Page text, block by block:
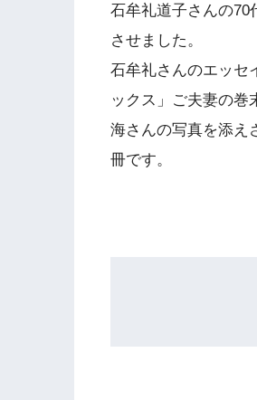
石牟礼道子さんの70
させました。
石牟礼さんのエッセ
ックス」ご夫妻の巻
海さんの写真を添え
冊です。